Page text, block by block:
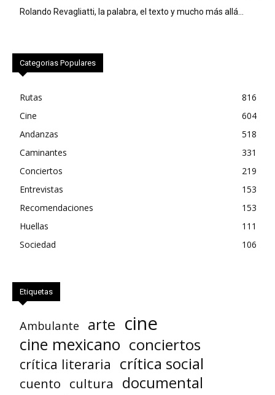
Rolando Revagliatti, la palabra, el texto y mucho más allá…
Categorias Populares
Rutas
816
Cine
604
Andanzas
518
Caminantes
331
Conciertos
219
Entrevistas
153
Recomendaciones
153
Huellas
111
Sociedad
106
Etiquetas
Ambulante arte cine
cine mexicano conciertos
crítica literaria crítica social
cuento cultura documental